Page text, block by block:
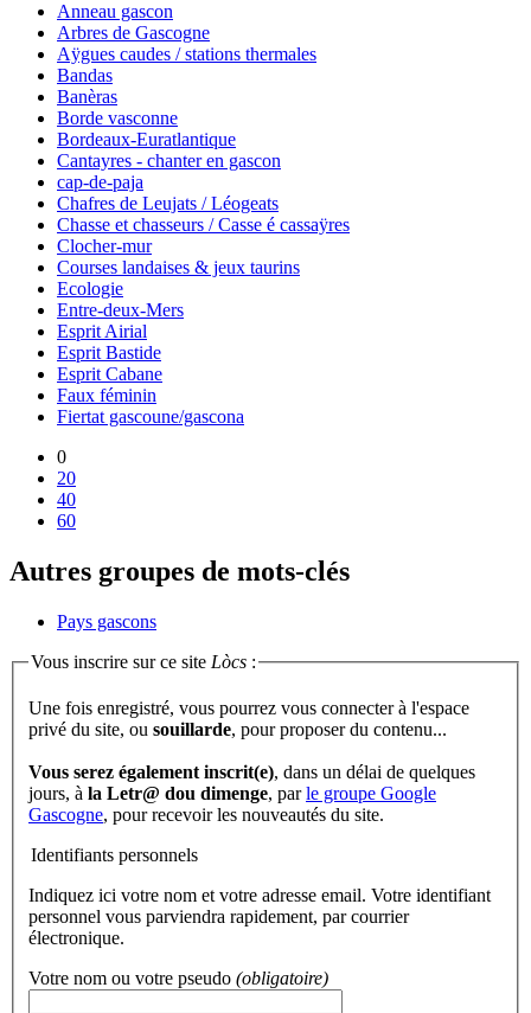
Anneau gascon
Arbres de Gascogne
Aÿgues caudes / stations thermales
Bandas
Banèras
Borde vasconne
Bordeaux-Euratlantique
Cantayres - chanter en gascon
cap-de-paja
Chafres de Leujats / Léogeats
Chasse et chasseurs / Casse é cassaÿres
Clocher-mur
Courses landaises & jeux taurins
Ecologie
Entre-deux-Mers
Esprit Airial
Esprit Bastide
Esprit Cabane
Faux féminin
Fiertat gascoune/gascona
0
20
40
60
Autres groupes de mots-clés
Pays gascons
Vous inscrire sur ce site Lòcs :
Une fois enregistré, vous pourrez vous connecter à l'espace
privé du site, ou souillarde , pour proposer du contenu...
Vous serez également inscrit(e), dans un délai de quelques
jours, à la Letr@ dou dimenge, parle groupe Google
Gascogne, pour recevoir les nouveautés du site.
Identifiants personnels
Indiquez ici votre nom et votre adresse email. Votre identifiant
personnel vous parviendra rapidement, par courrier
électronique.
Votre nom ou votre pseudo (obligatoire)